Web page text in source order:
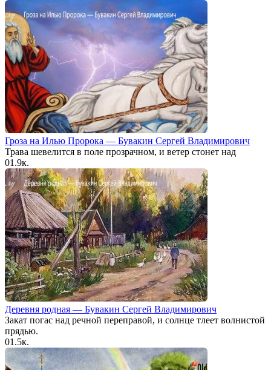
Гроза на Илью Пророка — Бувакин Сергей Владимирович
Трава шевелится в поле прозрачном, и ветер стонет над
01.9к.
Деревня родная — Бувакин Сергей Владимирович
Закат погас над речной переправой, и солнце тлеет волнистой
прядью.
01.5к.